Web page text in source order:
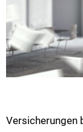
Versicherungen